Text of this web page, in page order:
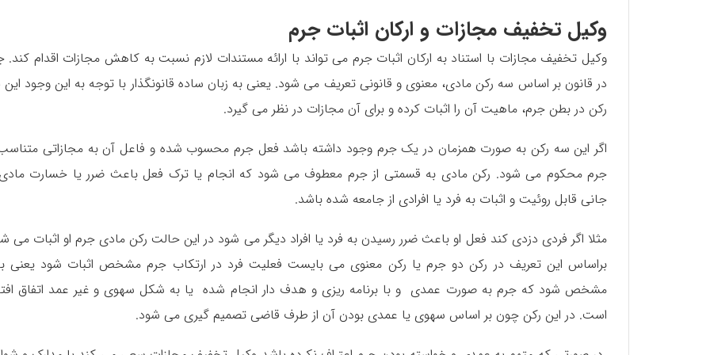
وکیل تخفیف مجازات و ارکان اثبات جرم
وکیل تخفیف مجازات با استناد به ارکان اثبات جرم می تواند با ارائه مستندات لازم نسبت به کاهش مجازات اقدام کند.‌
در قانون بر اساس سه رکن مادی، معنوی و قانونی تعریف می شود. یعنی به زبان ساده قانونگذار با توجه به این وجود
رکن در بطن جرم، ماهیت آن را اثبات کرده و برای آن مجازات در نظر می گیرد.
اگر این سه رکن به صورت همزمان در یک جرم وجود داشته باشد فعل جرم محسوب شده و فاعل آن به مجازاتی
جرم محکوم می شود. رکن مادی به قسمتی از جرم معطوف می شود که انجام یا ترک فعل باعث ضرر یا خسارت
جانی قابل روئیت و اثبات به فرد یا افرادی از جامعه شده باشد.
مثلا اگر فردی دزدی کند فعل او باعث ضرر رسیدن به فرد یا افراد دیگر می شود در این حالت رکن مادی جرم او اثبات می
براساس این تعریف در رکن دو جرم یا رکن معنوی می بایست فعلیت فرد در ارتکاب جرم مشخص اثبات شود یعنی
مشخص شود که جرم به صورت عمدی و با برنامه ریزی و هدف دار انجام شده یا به شکل سهوی و غیر عمد اتفاق
است. در این رکن چون بر اساس سهوی یا عمدی بودن آن از طرف قاضی تصمیم گیری می شود.